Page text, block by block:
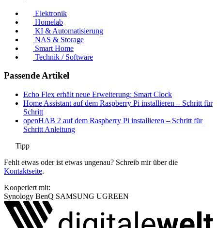
Elektronik
Homelab
KI & Automatisierung
NAS & Storage
Smart Home
Technik / Software
Passende Artikel
Echo Flex erhält neue Erweiterung: Smart Clock
Home Assistant auf dem Raspberry Pi installieren – Schritt für
Schritt
openHAB 2 auf dem Raspberry Pi installieren – Schritt für
Schritt Anleitung
Tipp
Fehlt etwas oder ist etwas ungenau? Schreib mir über die
Kontaktseite.
Kooperiert mit:
Synology BenQ SAMSUNG UGREEN